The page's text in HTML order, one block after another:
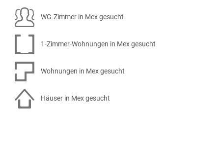
WG-Zimmer in Mex gesucht
1-Zimmer-Wohnungen in Mex gesucht
Wohnungen in Mex gesucht
Häuser in Mex gesucht